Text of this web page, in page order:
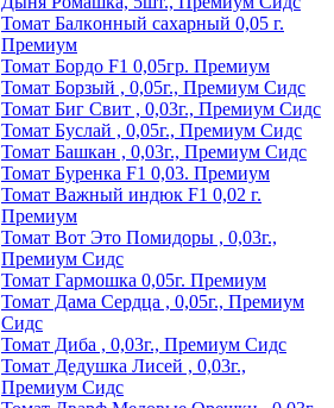
Томат Бaлкoнный caxapный 0,05 г.
Пpeмиyм
Томат Бордо F1 0,05гр. Премиум
Томат Борзый , 0,05г., Премиум Сидс
Томат Биг Свит , 0,03г., Премиум Сидс
Томат Буслай , 0,05г., Премиум Сидс
Томат Башкан , 0,03г., Премиум Сидс
Томат Буренка F1 0,03. Премиум
Томат Baжный индюк F1 0,02 г.
Пpeмиyм
Томат Вот Это Помидоры , 0,03г.,
Премиум Сидс
Томат Гармошка 0,05г. Премиум
Томат Дама Сердца , 0,05г., Премиум
Сидс
Томат Диба , 0,03г., Премиум Сидс
Томат Дедушка Лисей , 0,03г.,
Премиум Сидс